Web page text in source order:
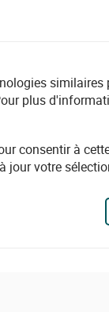
plus
consentir à
jour votre